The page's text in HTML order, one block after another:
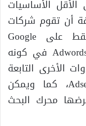
الأساسيات
أن تقوم شركات
بتوظيف الأشخاص للعمل فقط على Google
adwords، تكمن أهمية جوجل Adwords في كونه
الأخرى التابعة
لشركة جوجل أيضا مثل Adsense، كما ويمكن
محرك البحث